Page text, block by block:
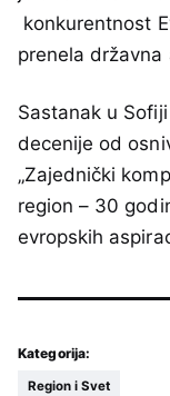
konkurentnost
prenela državna
Sastanak u
decenije od
„Zajednički
region – 30
evropskih
Kategorija:
Region i Svet